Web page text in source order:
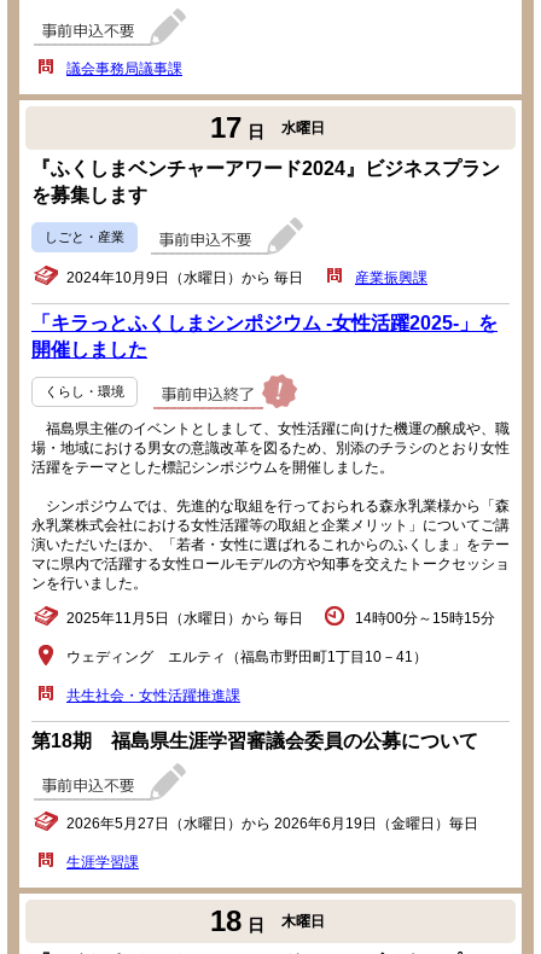
議会事務局議事課
17 日 水曜日
『ふくしまベンチャーアワード2024』ビジネスプラン
を募集します
しごと・産業
2024年10月9日（水曜日）から 毎日 産業振興課
「キラっとふくしまシンポジウム -女性活躍2025-」を
開催しました
くらし・環境
福島県主催のイベントとしまして、女性活躍に向けた機運の醸成や、職
場・地域における男女の意識改革を図るため、別添のチラシのとおり女性
活躍をテーマとした標記シンポジウムを開催しました。
シンポジウムでは、先進的な取組を行っておられる森永乳業様から「森
永乳業株式会社における女性活躍等の取組と企業メリット」についてご講
演いただいたほか、「若者・女性に選ばれるこれからのふくしま」をテー
マに県内で活躍する女性ロールモデルの方や知事を交えたトークセッショ
ンを行いました。
2025年11月5日（水曜日）から 毎日 14時00分～15時15分
ウェディング エルティ（福島市野田町1丁目10－41）
共生社会・女性活躍推進課
第18期 福島県生涯学習審議会委員の公募について
2026年5月27日（水曜日）から 2026年6月19日（金曜日）毎日
生涯学習課
18 日 木曜日